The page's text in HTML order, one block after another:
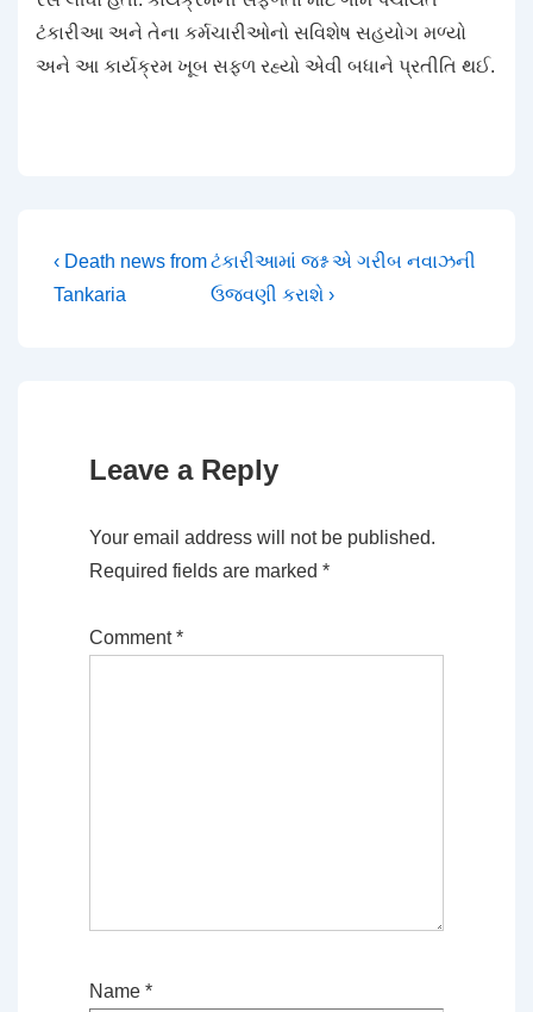
ટંકારીઆ અને તેના કર્મચારીઓનો સવિશેષ સહયોગ મળ્યો
અને આ કાર્યક્રમ ખૂબ સફળ રહ્યો એવી બધાને પ્રતીતિ થઈ.
Post
navigation
Previous
Post
‹ Death news from
Tankaria
Next
Post
ટંકારીઆમાં જશ્ન એ ગરીબ નવાઝની
ઉજવણી કરાશે ›
Leave a Reply
Your email address will not be published.
Required fields are marked *
Comment*
Name *